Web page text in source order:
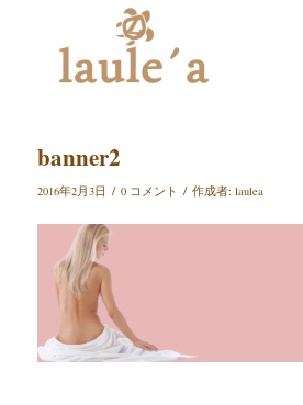
banner2
2016年2月3日 / 0 コメント / 作成者: laulea